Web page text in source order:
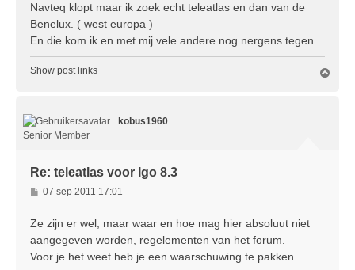
h
t
Navteq klopt maar ik zoek echt teleatlas en dan van de
Benelux. ( west europa )
En die kom ik en met mij vele andere nog nergens tegen.
Show post links
kobus1960
Senior Member
Re: teleatlas voor Igo 8.3
B
e
r
h
07 sep 2011 17:01
Ze zijn er wel, maar waar en hoe mag hier absoluut niet
aangegeven worden, regelementen van het forum.
Voor je het weet heb je een waarschuwing te pakken.